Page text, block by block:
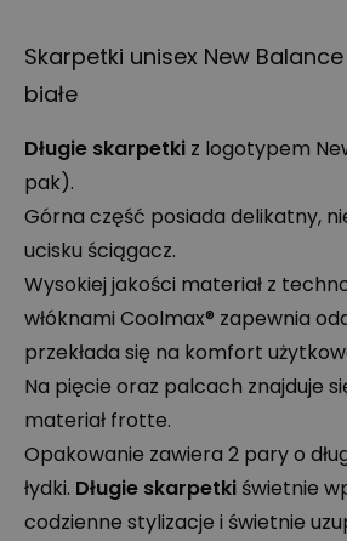
Skarpetki unisex New Balance
białe
Długie skarpetki z logotypem
pak).
Górna część posiada delikatny,
ucisku ściągacz.
Wysokiej jakości materiał z
włóknami Coolmax® zapewnia
przekłada się na komfort
Na pięcie oraz palcach znajduje
materiał frotte.
Opakowanie zawiera 2 pary o
łydki. Długie skarpetki świetnie
codzienne stylizacje i świetnie